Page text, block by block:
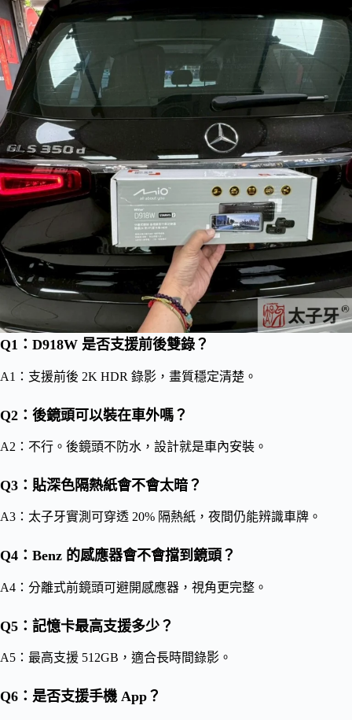
Q1：D918W 是否支援前後雙錄？
A1：支援前後 2K HDR 錄影，畫質穩定清楚。
Q2：後鏡頭可以裝在車外嗎？
A2：不行。後鏡頭不防水，設計就是車內安裝。
Q3：貼深色隔熱紙會不會太暗？
A3：太子牙實測可穿透 20% 隔熱紙，夜間仍能辨識車牌。
Q4：Benz 的感應器會不會擋到鏡頭？
A4：分離式前鏡頭可避開感應器，視角更完整。
Q5：記憶卡最高支援多少？
A5：最高支援 512GB，適合長時間錄影。
Q6：是否支援手機 App？